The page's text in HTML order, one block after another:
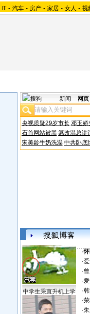
IT - 汽车 - 房产 - 家居 - 女人 - 视
新闻 网页
央视质疑29岁市长 邓玉娇
石首网站被黑 篡改温总讲
宋美龄牛奶洗澡 中共卧底
中学生乘直升机上学
·
·
·
·
·
·
·